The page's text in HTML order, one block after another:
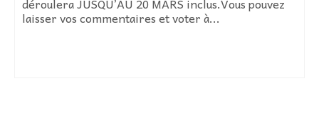
laisser vos commentaires et voter à...